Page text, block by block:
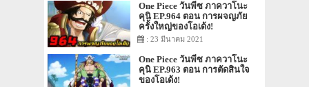
One Piece วันพีซ ภาควาโนะ
คุนิ EP.964 ตอน การผจญภัย
ครั้งใหญ่ของโอเด้ง!
: 23 มีนาคม 2021
One Piece วันพีซ ภาควาโนะ
คุนิ EP.963 ตอน การตัดสินใจ
ของโอเด้ง!